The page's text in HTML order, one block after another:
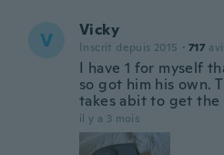
V Vicky
Inscrit depuis 2015 · 717
I have 1 for myself
so got him his own.
takes abit to get the
il y a 3 mois